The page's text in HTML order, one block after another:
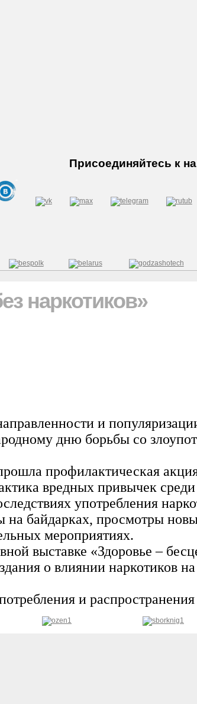
Присоединяйтесь к
наркотиков»
и
дню борьбы со
профилактическая
вредных привычек
употребления
на байдарках, просмотры
мероприятиях.
выставке «Здоровье –
о влиянии наркотиков
и